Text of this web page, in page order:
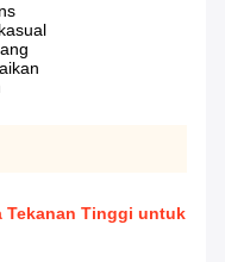
Tekanan Tinggi untuk